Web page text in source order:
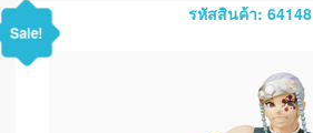
รหัสสินค้า: 64148
Sale!